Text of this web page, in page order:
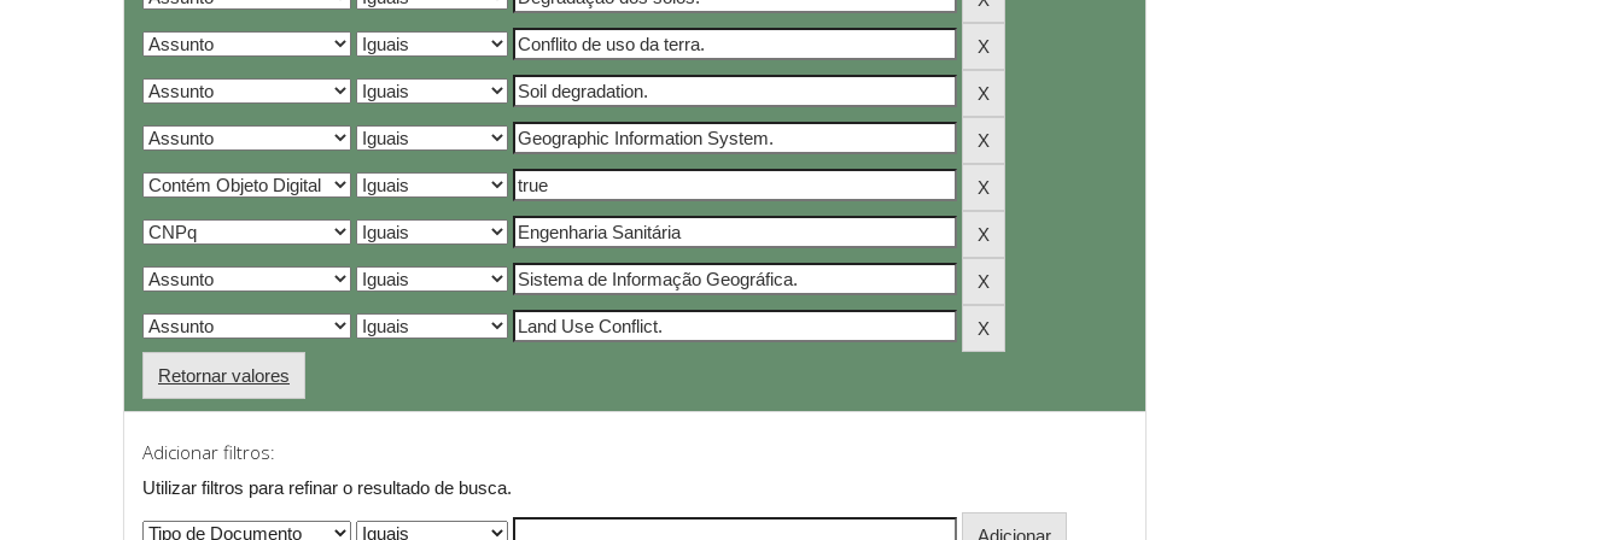
Retornar valores
Adicionar filtros:
Utilizar filtros para refinar o resultado de busca.